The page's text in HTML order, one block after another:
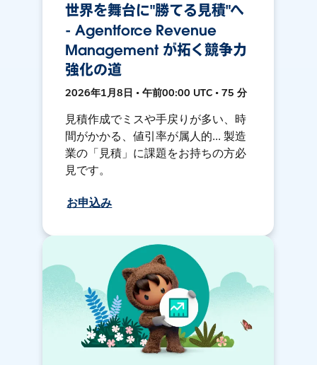
世界を舞台に"勝てる見積"へ
- Agentforce Revenue
Management が拓く競争力
強化の道
2026年1月8日 • 午前00:00 UTC • 75 分
見積作成でミスや手戻りが多い、時
間がかかる、値引率が属人的... 製造
業の「見積」に課題をお持ちの方必
見です。
お申込み